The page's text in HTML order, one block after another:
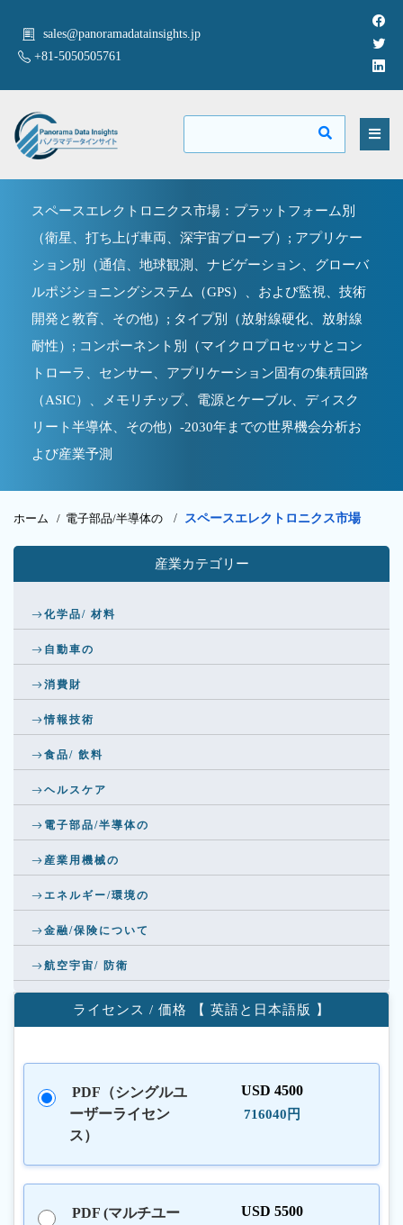
sales@panoramadatainsights.jp
+81-5050505761
スペースエレクトロニクス市場：プラットフォーム別
（衛星、打ち上げ車両、深宇宙プローブ）; アプリケー
ション別（通信、地球観測、ナビゲーション、グローバ
ルポジショニングシステム（GPS）、および監視、技術
開発と教育、その他）; タイプ別（放射線硬化、放射線
耐性）; コンポーネント別（マイクロプロセッサとコン
トローラ、センサー、アプリケーション固有の集積回路
（ASIC）、メモリチップ、電源とケーブル、ディスク
リート半導体、その他）-2030年までの世界機会分析お
よび産業予測
ホーム / 電子部品/半導体の / スペースエレクトロニクス市場
産業カテゴリー
化学品/ 材料
自動車の
消費財
情報技術
食品/ 飲料
ヘルスケア
電子部品/半導体の
産業用機械の
エネルギー/環境の
金融/保険について
航空宇宙/ 防衛
ライセンス / 価格 【 英語と日本語版 】
PDF（シングルユ
ーザーライセン
ス）
USD 4500
716040円
PDF (マルチユー
USD 5500